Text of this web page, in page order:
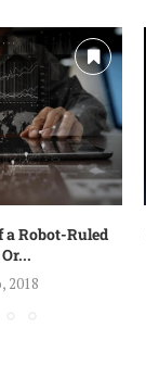
Robot-Ruled
2018